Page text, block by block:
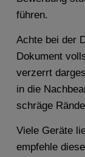
führen.
Achte bei der
Dokument
verzerrt
in die
schräge
Viele Geräte
empfehle